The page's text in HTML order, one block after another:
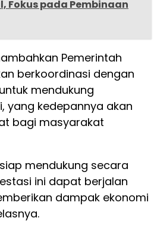
Fokus pada Pembinaan
Pemerintah
berkoordinasi dengan
mendukung
yang kedepannya akan
bagi masyarakat
mendukung secara
ini dapat berjalan
dampak ekonomi